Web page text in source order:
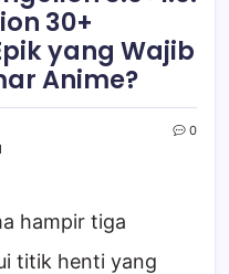
30+
yang Wajib
Anime?
0
hampir tiga
titik henti yang